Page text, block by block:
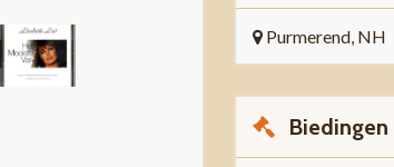
Purmerend, NH
Biedingen